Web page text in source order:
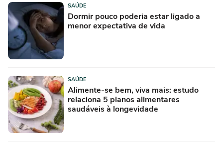
SAÚDE
Dormir pouco poderia estar ligado a
menor expectativa de vida
SAÚDE
Alimente-se bem, viva mais: estudo
relaciona 5 planos alimentares
saudáveis à longevidade